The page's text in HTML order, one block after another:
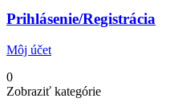
Prihlásenie/Registrácia
Môj účet
0
Zobraziť kategórie